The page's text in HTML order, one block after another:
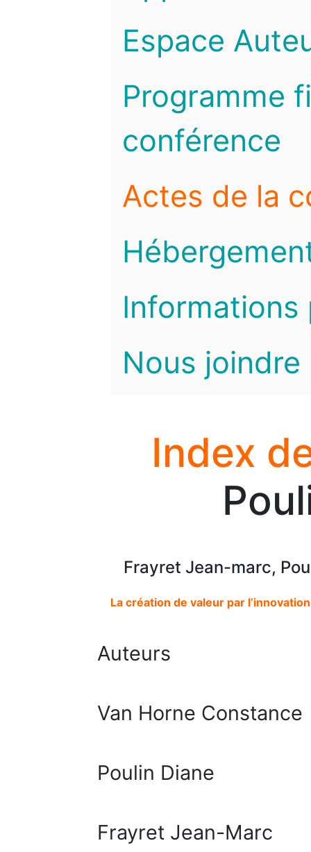
Espace
Programme
conférence
Actes de la
Informations
Nous joindre
Index
Frayret Jean-marc,
La création de valeur par
Auteurs
Van Horne Constance
Poulin Diane
Frayret Jean-Marc